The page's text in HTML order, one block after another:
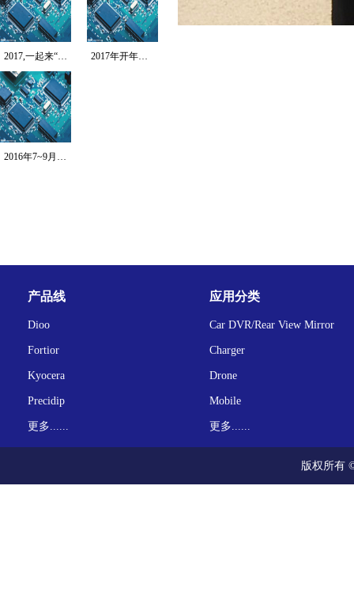
2017,一起来“北... 2017年开年第一跑...
2016年7~9月T...
产品线
Dioo
Fortior
Kyocera
Precidip
更多......
应用分类
Car DVR/Rear View Mirror
Charger
Drone
Mobile
更多......
版权所有